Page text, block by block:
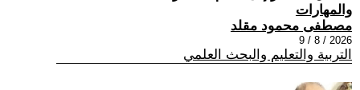
والمهارات
مصطفى محمود مقلد
2026 / 8 / 9
التربية والتعليم والبحث العلمي